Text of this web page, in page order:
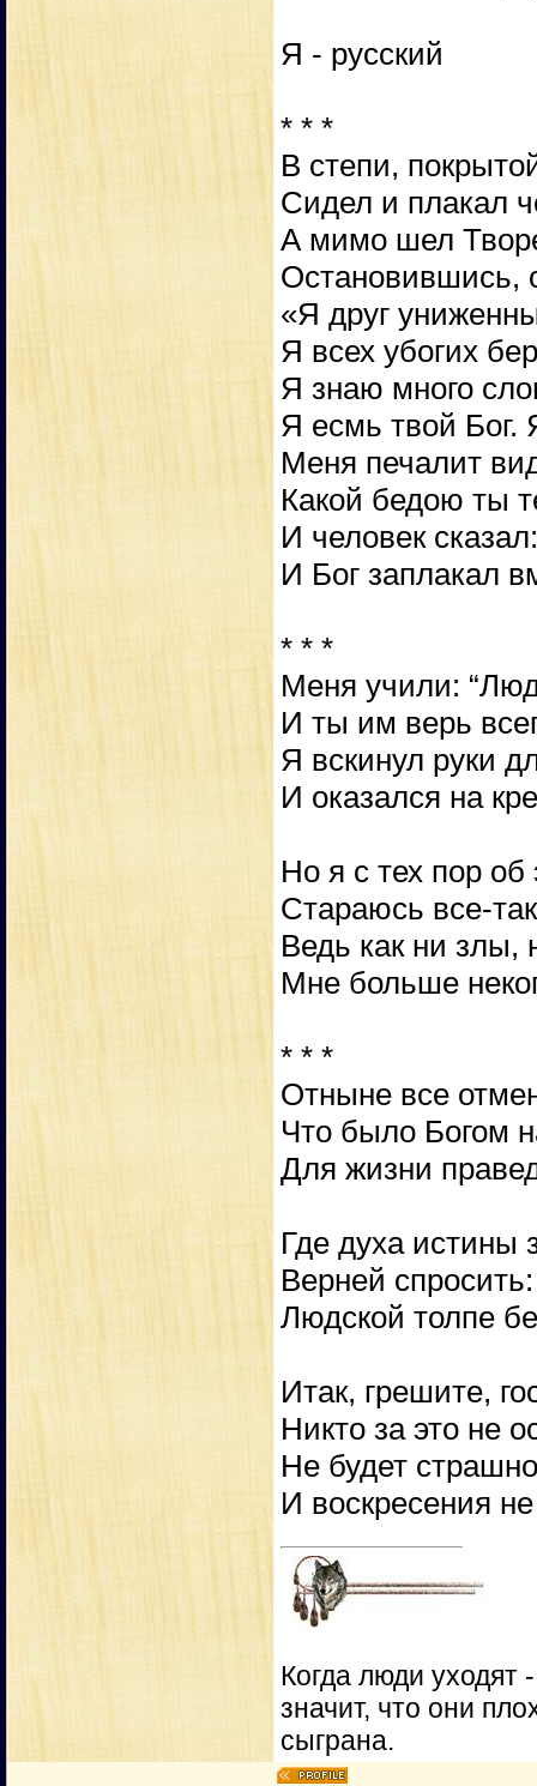
Я - русский
* * *
В степи,
Сидел и плакал
А мимо шел
Остановившись,
«Я друг
Я всех убогих
Я знаю много
Я есмь твой Бог.
Меня печалит
Какой бедою ты
И человек
И Бог заплакал
* * *
Меня учили:
И ты им верь
Я вскинул руки
И оказался на
Но я с тех пор об
Стараюсь все-
Ведь как ни
Мне больше
* * *
Отныне все
Что было Богом
Для жизни
Где духа истины
Верней
Людской толпе
Итак, грешите,
Никто за это не
Не будет
И воскресения не
Когда люди уходят
значит, что они
сыграна.